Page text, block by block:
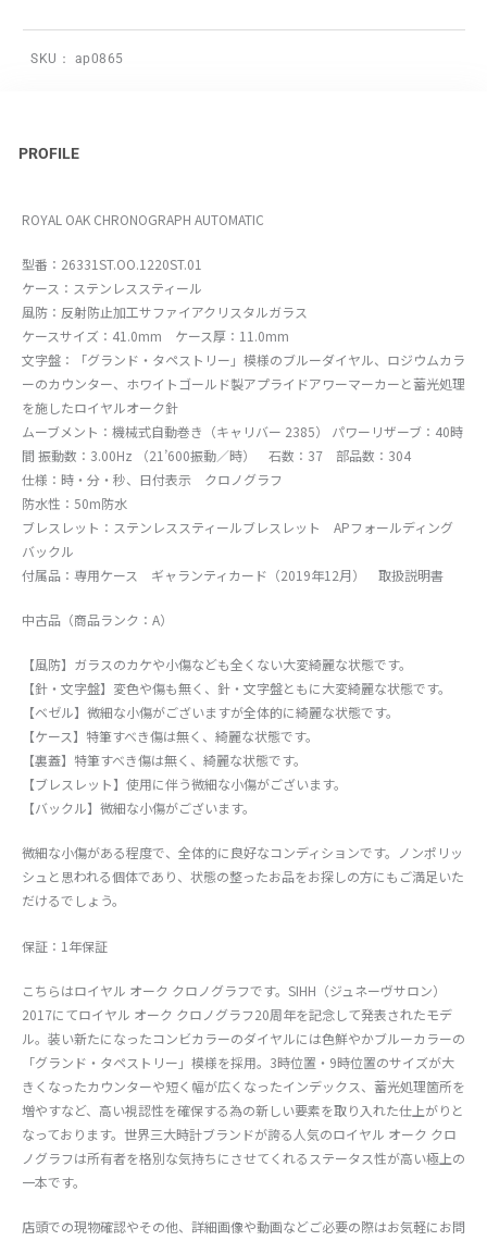
SKU： ap0865
PROFILE
ROYAL OAK CHRONOGRAPH AUTOMATIC
型番：26331ST.OO.1220ST.01
ケース：ステンレススティール
風防：反射防止加工サファイアクリスタルガラス
ケースサイズ：41.0mm ケース厚：11.0mm
文字盤：「グランド・タペストリー」模様のブルーダイヤル、ロジウムカラ
ーのカウンター、ホワイトゴールド製アプライドアワーマーカーと蓄光処理
を施したロイヤルオーク針
ムーブメント：機械式自動巻き（キャリバー 2385） パワーリザーブ：40時
間 振動数：3.00Hz （21’600振動／時） 石数：37 部品数：304
仕様：時・分・秒、日付表示 クロノグラフ
防水性：50m防水
ブレスレット：ステンレススティールブレスレット APフォールディング
バックル
付属品：専用ケース ギャランティカード（2019年12月） 取扱説明書
中古品（商品ランク：A）
【風防】ガラスのカケや小傷なども全くない大変綺麗な状態です。
【針・文字盤】変色や傷も無く、針・文字盤ともに大変綺麗な状態です。
【ベゼル】微細な小傷がございますが全体的に綺麗な状態です。
【ケース】特筆すべき傷は無く、綺麗な状態です。
【裏蓋】特筆すべき傷は無く、綺麗な状態です。
【ブレスレット】使用に伴う微細な小傷がございます。
【バックル】微細な小傷がございます。
微細な小傷がある程度で、全体的に良好なコンディションです。ノンポリッ
シュと思われる個体であり、状態の整ったお品をお探しの方にもご満足いた
だけるでしょう。
保証：1年保証
こちらはロイヤル オーク クロノグラフです。SIHH（ジュネーヴサロン）
2017にてロイヤル オーク クロノグラフ20周年を記念して発表されたモデ
ル。装い新たになったコンビカラーのダイヤルには色鮮やかブルーカラーの
「グランド・タペストリー」模様を採用。3時位置・9時位置のサイズが大
きくなったカウンターや短く幅が広くなったインデックス、蓄光処理箇所を
増やすなど、高い視認性を確保する為の新しい要素を取り入れた仕上がりと
なっております。世界三大時計ブランドが誇る人気のロイヤル オーク クロ
ノグラフは所有者を格別な気持ちにさせてくれるステータス性が高い極上の
一本です。
店頭での現物確認やその他、詳細画像や動画などご必要の際はお気軽にお問